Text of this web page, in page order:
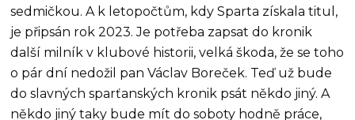
sedmičkou. A k letopočtům, kdy Sparta získala titul,
je připsán rok 2023. Je potřeba zapsat do kronik
další milník v klubové historii, velká škoda, že se toho
o pár dní nedožil pan Václav Boreček. Teď už bude
do slavných sparťanských kronik psát někdo jiný. A
někdo jiný taky bude mít do soboty hodně práce,